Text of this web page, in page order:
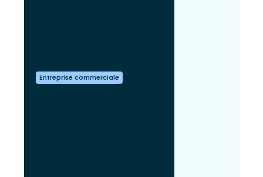
Entreprise commerciale